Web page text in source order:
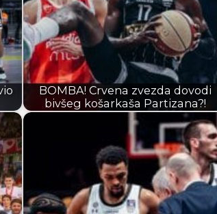
BOMBA! Crvena zvezda dovodi
bivšeg košarkaša Partizana?!